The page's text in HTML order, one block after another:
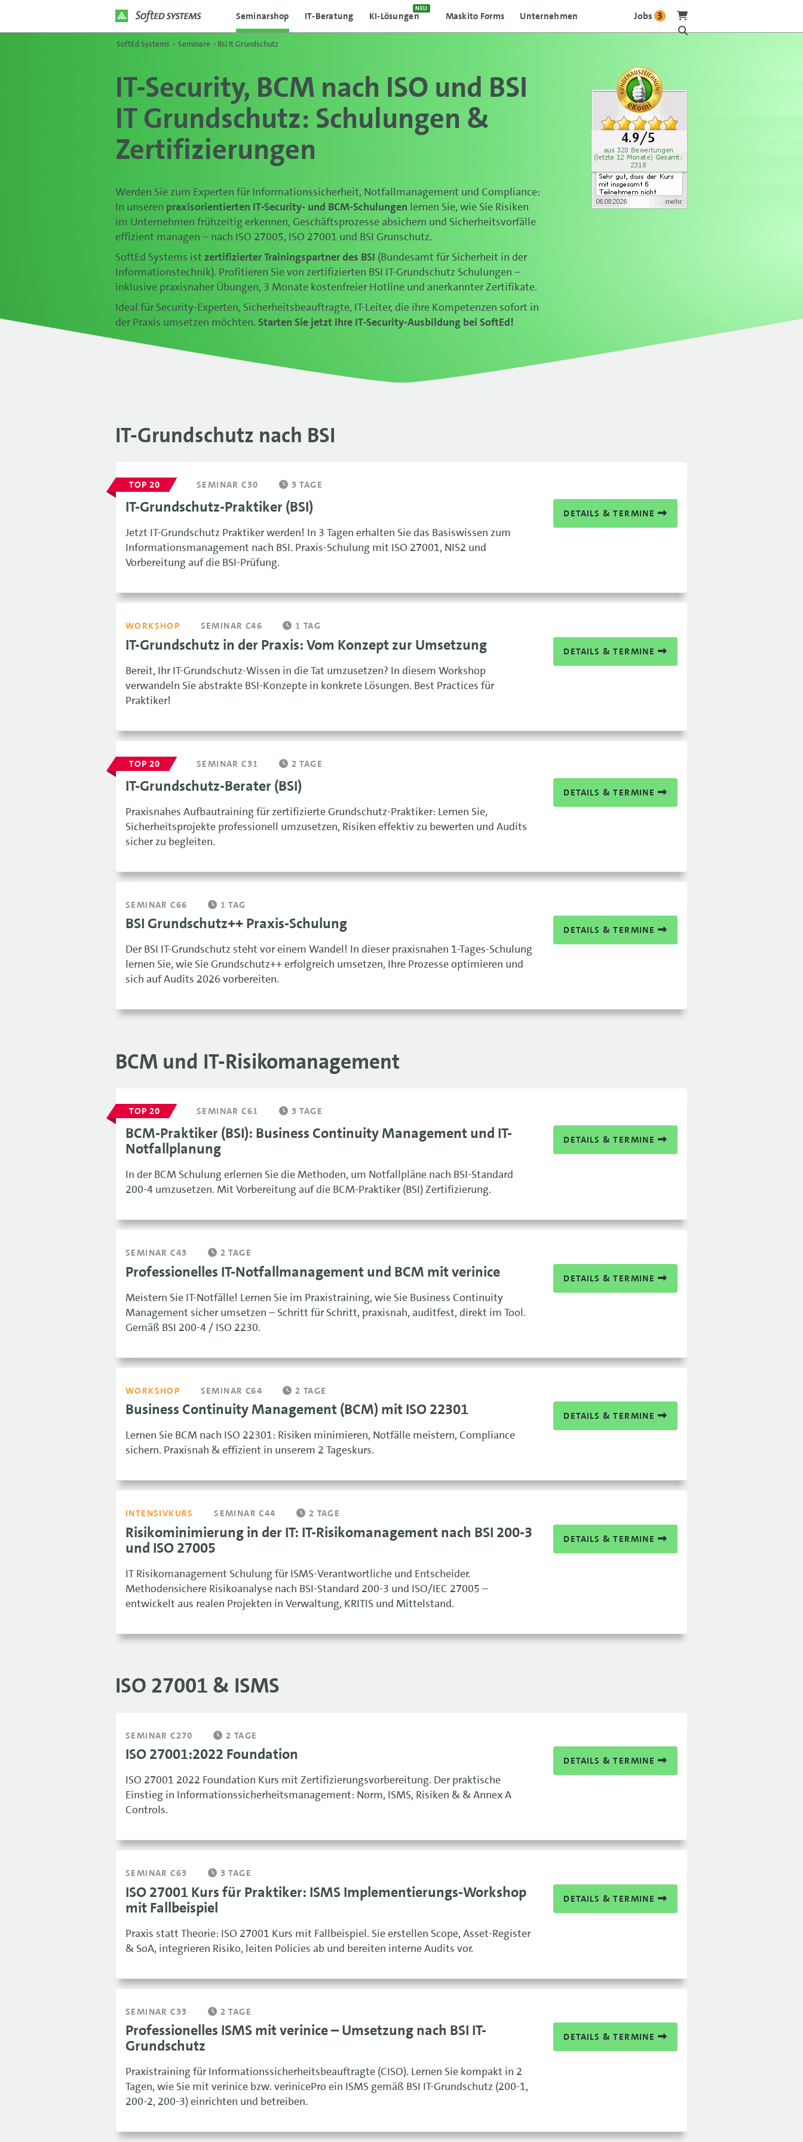
Jobs 3
Seminarshop IT-Beratung KI-Lösungen
NEU
Maskito Forms Unternehmen
SoftEd Systems › Seminare › Bsi It Grundschutz
IT-Security, BCM nach ISO und BSI
IT Grundschutz: Schulungen &
Zertifizierungen
Werden Sie zum Experten für Informationssicherheit, Notfallmanagement und Compliance:
In unseren praxisorientierten IT-Security- und BCM-Schulungen lernen Sie, wie Sie Risiken
im Unternehmen frühzeitig erkennen, Geschäftsprozesse absichern und Sicherheitsvorfälle
effizient managen – nach ISO 27005, ISO 27001 und BSI Grunschutz.
SoftEd Systems ist zertifizierter Trainingspartner des BSI (Bundesamt für Sicherheit in der
Informationstechnik). Profitieren Sie von zertifizierten BSI IT-Grundschutz Schulungen –
inklusive praxisnaher Übungen, 3 Monate kostenfreier Hotline und anerkannter Zertifikate.
Ideal für Security-Experten, Sicherheitsbeauftragte, IT-Leiter, die ihre Kompetenzen sofort in
der Praxis umsetzen möchten. Starten Sie jetzt Ihre IT-Security-Ausbildung bei SoftEd!
IT-Grundschutz nach BSI
TOP 20 SEMINAR C30 3 TAGE
IT-Grundschutz-Praktiker (BSI)
Jetzt IT-Grundschutz Praktiker werden! In 3 Tagen erhalten Sie das Basiswissen zum
Informationsmanagement nach BSI. Praxis-Schulung mit ISO 27001, NIS2 und
Vorbereitung auf die BSI-Prüfung.
DETAILS & TERMINE
WORKSHOP SEMINAR C46 1 TAG
IT-Grundschutz in der Praxis: Vom Konzept zur Umsetzung
Bereit, Ihr IT-Grundschutz-Wissen in die Tat umzusetzen? In diesem Workshop
verwandeln Sie abstrakte BSI-Konzepte in konkrete Lösungen. Best Practices für
Praktiker!
DETAILS & TERMINE
TOP 20 SEMINAR C31 2 TAGE
IT-Grundschutz-Berater (BSI)
Praxisnahes Aufbautraining für zertifizierte Grundschutz-Praktiker: Lernen Sie,
Sicherheitsprojekte professionell umzusetzen, Risiken effektiv zu bewerten und Audits
sicher zu begleiten.
DETAILS & TERMINE
SEMINAR C66 1 TAG
BSI Grundschutz++ Praxis-Schulung
Der BSI IT-Grundschutz steht vor einem Wandel! In dieser praxisnahen 1-Tages-Schulung
lernen Sie, wie Sie Grundschutz++ erfolgreich umsetzen, Ihre Prozesse optimieren und
sich auf Audits 2026 vorbereiten.
DETAILS & TERMINE
BCM und IT-Risikomanagement
TOP 20 SEMINAR C61 3 TAGE
BCM-Praktiker (BSI): Business Continuity Management und IT-
Notfallplanung
In der BCM Schulung erlernen Sie die Methoden, um Notfallpläne nach BSI-Standard
200-4 umzusetzen. Mit Vorbereitung auf die BCM-Praktiker (BSI) Zertifizierung.
DETAILS & TERMINE
SEMINAR C43 2 TAGE
Professionelles IT-Notfallmanagement und BCM mit verinice
Meistern Sie IT-Notfälle! Lernen Sie im Praxistraining, wie Sie Business Continuity
Management sicher umsetzen – Schritt für Schritt, praxisnah, auditfest, direkt im Tool.
Gemäß BSI 200-4 / ISO 2230.
DETAILS & TERMINE
WORKSHOP SEMINAR C64 2 TAGE
Business Continuity Management (BCM) mit ISO 22301
Lernen Sie BCM nach ISO 22301: Risiken minimieren, Notfälle meistern, Compliance
sichern. Praxisnah & effizient in unserem 2 Tageskurs.
DETAILS & TERMINE
INTENSIVKURS SEMINAR C44 2 TAGE
Risikominimierung in der IT: IT-Risikomanagement nach BSI 200-3
und ISO 27005
IT Risikomanagement Schulung für ISMS-Verantwortliche und Entscheider.
Methodensichere Risikoanalyse nach BSI-Standard 200-3 und ISO/IEC 27005 –
entwickelt aus realen Projekten in Verwaltung, KRITIS und Mittelstand.
DETAILS & TERMINE
ISO 27001 & ISMS
SEMINAR C270 2 TAGE
ISO 27001:2022 Foundation
ISO 27001 2022 Foundation Kurs mit Zertifizierungsvorbereitung. Der praktische
Einstieg in Informationssicherheitsmanagement: Norm, ISMS, Risiken & & Annex A
Controls.
DETAILS & TERMINE
SEMINAR C63 3 TAGE
ISO 27001 Kurs für Praktiker: ISMS Implementierungs-Workshop
mit Fallbeispiel
Praxis statt Theorie: ISO 27001 Kurs mit Fallbeispiel. Sie erstellen Scope, Asset-Register
& SoA, integrieren Risiko, leiten Policies ab und bereiten interne Audits vor.
DETAILS & TERMINE
SEMINAR C33 2 TAGE
Professionelles ISMS mit verinice – Umsetzung nach BSI IT-
Grundschutz
Praxistraining für Informationssicherheitsbeauftragte (CISO). Lernen Sie kompakt in 2
Tagen, wie Sie mit verinice bzw. verinicePro ein ISMS gemäß BSI IT-Grundschutz (200-1,
200-2, 200-3) einrichten und betreiben.
DETAILS & TERMINE